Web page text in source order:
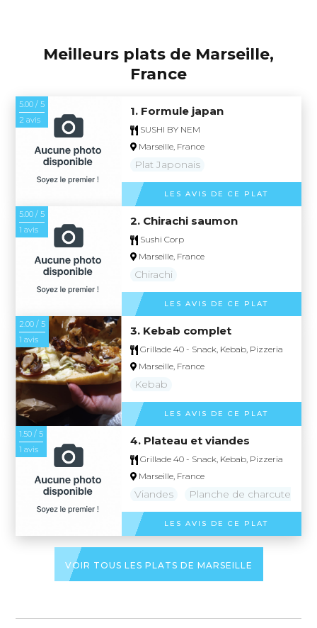
Meilleurs plats de Marseille,
France
5.00 / 5
2 avis
1. Formule japan
SUSHI BY NEM
Marseille, France
Plat Japonais
LES AVIS DE CE PLAT
5.00 / 5
1 avis
2. Chirachi saumon
Sushi Corp
Marseille, France
Chirachi
LES AVIS DE CE PLAT
2.00 / 5
1 avis
3. Kebab complet
Grillade 40 - Snack, Kebab, Pizzeria
Marseille, France
Kebab
LES AVIS DE CE PLAT
1.50 / 5
1 avis
4. Plateau et viandes
Grillade 40 - Snack, Kebab, Pizzeria
Marseille, France
Viandes Planche de charcuterie
LES AVIS DE CE PLAT
VOIR TOUS LES PLATS DE MARSEILLE